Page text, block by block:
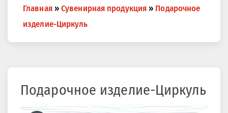
здесь
Главная » Сувенирная продукция » Подарочное
изделие-Циркуль
Подарочное изделие-Циркуль